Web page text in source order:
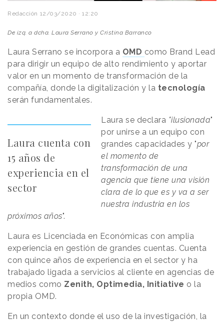
Redacción 12/03/2020 · 12:20
De izq. a dcha. Laura Serrano y Cristina Barranco
Laura Serrano se incorpora a OMD como Brand Lead
para dirigir un equipo de alto rendimiento y aportar
valor en un momento de transformación de la
compañía, donde la digitalización y la tecnología
serán fundamentales.
Laura cuenta con
15 años de
experiencia en el
sector
Laura se declara "ilusionada"
por unirse a un equipo con
grandes capacidades y "por
el momento de
transformación de una
agencia que tiene una visión
clara de lo que es y va a ser
nuestra industria en los
próximos años".
Laura es Licenciada en Económicas con amplia
experiencia en gestión de grandes cuentas. Cuenta
con quince años de experiencia en el sector y ha
trabajado ligada a servicios al cliente en agencias de
medios como Zenith, Optimedia, Initiative o la
propia OMD.
En un contexto donde el uso de la investigación, la